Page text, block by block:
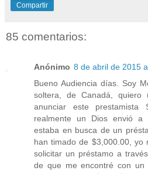
Compartir
85 comentarios:
Anónimo 8 de abril de 2015
Bueno Audiencia días. Soy
soltera, de Canadá,
anunciar este
realmente un Dios envió
estaba en busca de un
han timado de $3,000.00, yo
solicitar un préstamo a
de que me encontré con un